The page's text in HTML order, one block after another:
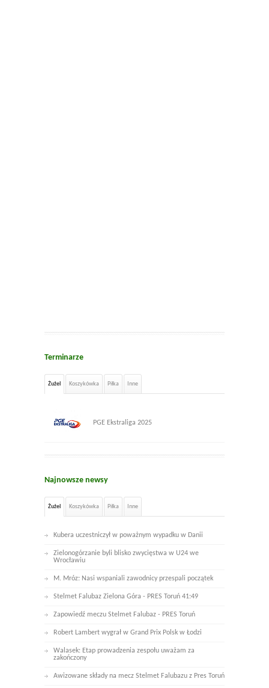
Terminarze
Żużel Koszykówka Piłka Inne
PGE Ekstraliga 2025
Najnowsze newsy
Żużel Koszykówka Piłka Inne
Kubera uczestniczył w poważnym wypadku w Danii
Zielonogórzanie byli blisko zwycięstwa w U24 we
Wrocławiu
M. Mróz: Nasi wspaniali zawodnicy przespali początek
Stelmet Falubaz Zielona Góra - PRES Toruń 41:49
Zapowiedź meczu Stelmet Falubaz - PRES Toruń
Robert Lambert wygrał w Grand Prix Polsk w Łodzi
Walasek: Etap prowadzenia zespołu uważam za
zakończony
Awizowane składy na mecz Stelmet Falubazu z Pres Toruń